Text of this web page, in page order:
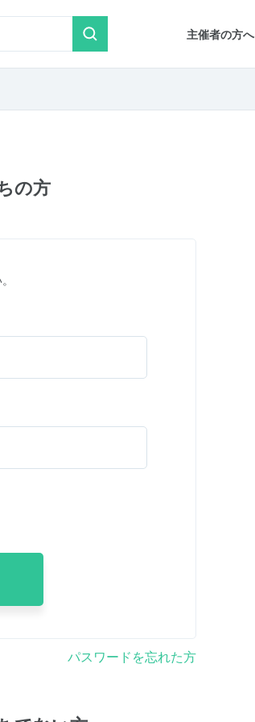
主催者の方へ
の方
パスワードを忘れた方